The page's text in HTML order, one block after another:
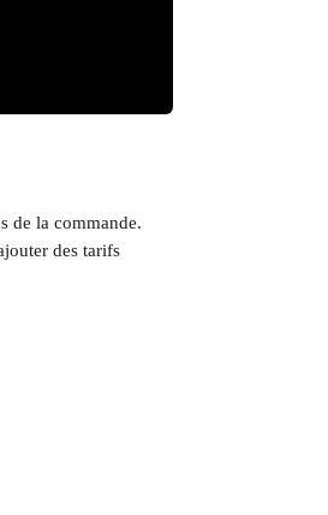
de la commande.
des tarifs